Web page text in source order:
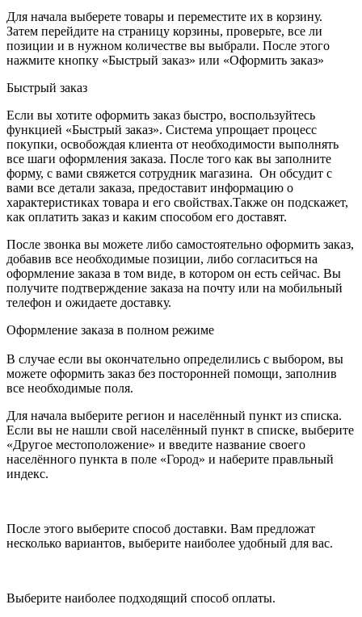
Для начала выберете товары и переместите их в корзину.
Затем перейдите на страницу корзины, проверьте, все ли
позиции и в нужном количестве вы выбрали. После этого
нажмите кнопку «Быстрый заказ» или «Оформить заказ»
Быстрый заказ
Если вы хотите оформить заказ быстро, воспользуйтесь
функцией «Быстрый заказ». Система упрощает процесс
покупки, освобождая клиента от необходимости выполнять
все шаги оформления заказа. После того как вы заполните
форму, с вами свяжется сотрудник магазина. Он обсудит с
вами все детали заказа, предоставит информацию о
характеристиках товара и его свойствах.Также он подскажет,
как оплатить заказ и каким способом его доставят.
После звонка вы можете либо самостоятельно оформить заказ,
добавив все необходимые позиции, либо согласиться на
оформление заказа в том виде, в котором он есть сейчас. Вы
получите подтверждение заказа на почту или на мобильный
телефон и ожидаете доставку.
Оформление заказа в полном режиме
В случае если вы окончательно определились с выбором, вы
можете оформить заказ без посторонней помощи, заполнив
все необходимые поля.
Для начала выберите регион и населённый пункт из списка.
Если вы не нашли свой населённый пункт в списке, выберите
«Другое местоположение» и введите название своего
населённого пункта в поле «Город» и наберите правльный
индекс.
После этого выберите способ доставки. Вам предложат
несколько вариантов, выберите наиболее удобный для вас.
Выберите наиболее подходящий способ оплаты.